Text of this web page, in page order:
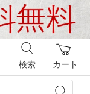
カート
検索